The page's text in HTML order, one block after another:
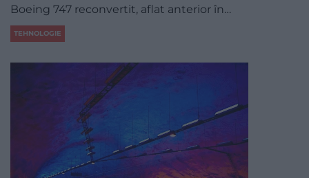
Boeing 747 reconvertit, aflat anterior în…
TEHNOLOGIE